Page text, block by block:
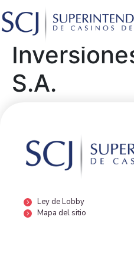
S.A.
Ley de Lobby
Mapa del sitio